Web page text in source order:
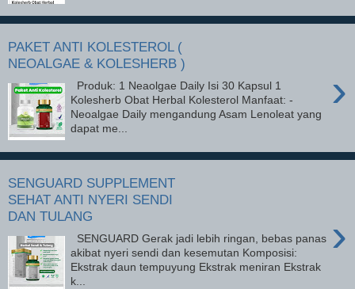
PAKET ANTI KOLESTEROL (
NEOALGAE & KOLESHERB )
›
Produk: 1 Neaolgae Daily Isi 30 Kapsul 1
Kolesherb Obat Herbal Kolesterol Manfaat: -
Neoalgae Daily mengandung Asam Lenoleat yang
dapat me...
SENGUARD SUPPLEMENT
SEHAT ANTI NYERI SENDI
DAN TULANG
›
SENGUARD Gerak jadi lebih ringan, bebas panas
akibat nyeri sendi dan kesemutan Komposisi:
Ekstrak daun tempuyung Ekstrak meniran Ekstrak
k...